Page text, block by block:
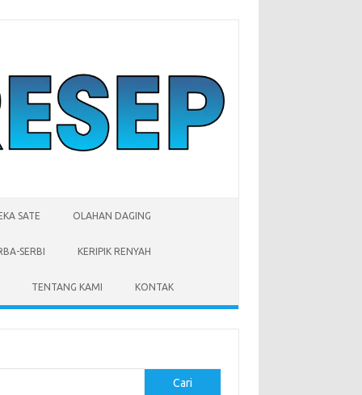
SATE OLAHAN DAGING
SERBI KERIPIK RENYAH
TENTANG KAMI KONTAK
Cari